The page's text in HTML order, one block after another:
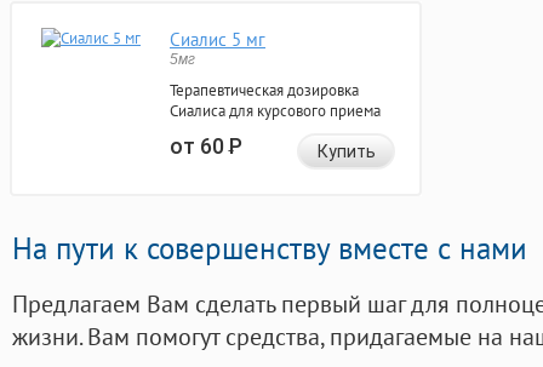
Сиалис 5 мг
5мг
Терапевтическая дозировка
Сиалиса для курсового приема
от 60Р Купить
На пути к совершенству вместе с нами
Предлагаем Вам сделать первый шаг для
жизни. Вам помогут средства, придагаемые на